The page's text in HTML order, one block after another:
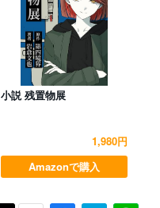
小説 残置物展
1,980円
Amazonで購入